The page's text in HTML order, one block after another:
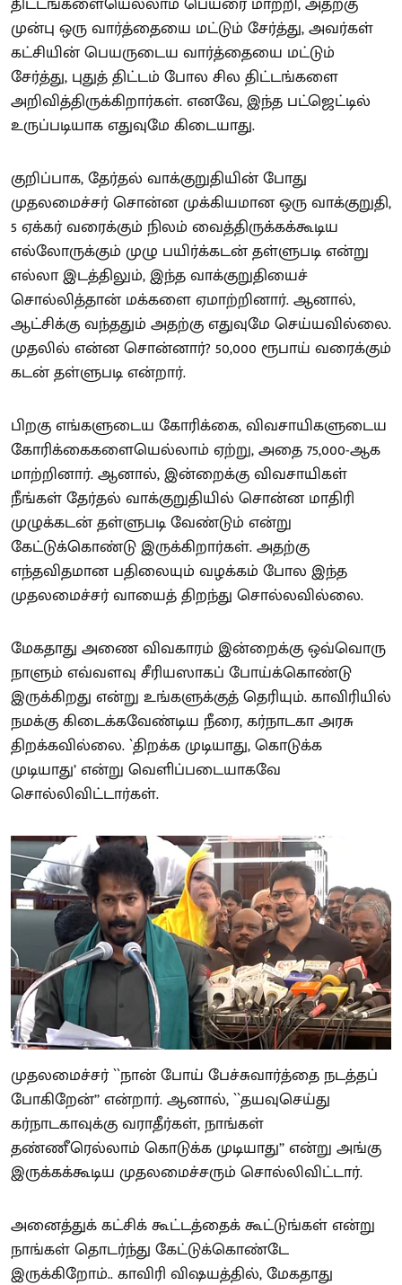
முன்பு ஒரு வார்த்தையை மட்டும் சேர்த்து, அவர்கள்
கட்சியின் பெயருடைய வார்த்தையை மட்டும்
சேர்த்து, புதுத் திட்டம் போல சில திட்டங்களை
அறிவித்திருக்கிறார்கள். எனவே, இந்த பட்ஜெட்டில்
உருப்படியாக எதுவுமே கிடையாது.
குறிப்பாக, தேர்தல் வாக்குறுதியின் போது
முதலமைச்சர் சொன்ன முக்கியமான ஒரு வாக்குறுதி,
5 ஏக்கர் வரைக்கும் நிலம் வைத்திருக்கக்கூடிய
எல்லோருக்கும் முழு பயிர்க்கடன் தள்ளுபடி என்று
எல்லா இடத்திலும், இந்த வாக்குறுதியைச்
சொல்லித்தான் மக்களை ஏமாற்றினார். ஆனால்,
ஆட்சிக்கு வந்ததும் அதற்கு எதுவுமே செய்யவில்லை.
முதலில் என்ன சொன்னார்? 50,000 ரூபாய் வரைக்கும்
கடன் தள்ளுபடி என்றார்.
பிறகு எங்களுடைய கோரிக்கை, விவசாயிகளுடைய
கோரிக்கைகளையெல்லாம் ஏற்று, அதை 75,000-ஆக
மாற்றினார். ஆனால், இன்றைக்கு விவசாயிகள்
நீங்கள் தேர்தல் வாக்குறுதியில் சொன்ன மாதிரி
முழுக்கடன் தள்ளுபடி வேண்டும் என்று
கேட்டுக்கொண்டு இருக்கிறார்கள். அதற்கு
எந்தவிதமான பதிலையும் வழக்கம் போல இந்த
முதலமைச்சர் வாயைத் திறந்து சொல்லவில்லை.
மேகதாது அணை விவகாரம் இன்றைக்கு ஒவ்வொரு
நாளும் எவ்வளவு சீரியஸாகப் போய்க்கொண்டு
இருக்கிறது என்று உங்களுக்குத் தெரியும். காவிரியில்
நமக்கு கிடைக்கவேண்டிய நீரை, கர்நாடகா அரசு
திறக்கவில்லை. `திறக்க முடியாது, கொடுக்க
முடியாது’ என்று வெளிப்படையாகவே
சொல்லிவிட்டார்கள்.
முதலமைச்சர் ``நான் போய் பேச்சுவார்த்தை நடத்தப்
போகிறேன்’’ என்றார். ஆனால், ``தயவுசெய்து
கர்நாடகாவுக்கு வராதீர்கள், நாங்கள்
தண்ணீரெல்லாம் கொடுக்க முடியாது’’ என்று அங்கு
இருக்கக்கூடிய முதலமைச்சரும் சொல்லிவிட்டார்.
அனைத்துக் கட்சிக் கூட்டத்தைக் கூட்டுங்கள் என்று
நாங்கள் தொடர்ந்து கேட்டுக்கொண்டே
இருக்கிறோம்.. காவிரி விஷயத்தில், மேகதாது